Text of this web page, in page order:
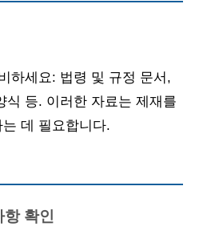
하세요: 법령 및 규정 문서,
식 등. 이러한 자료는 제재를
데 필요합니다.
확인